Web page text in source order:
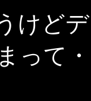
けど
って